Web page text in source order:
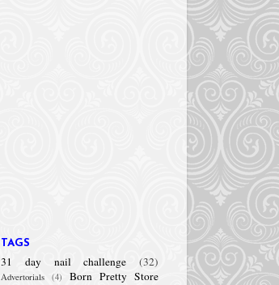
TAGS
31 day nail challenge (32)
Advertorials (4)
Born Pretty Store